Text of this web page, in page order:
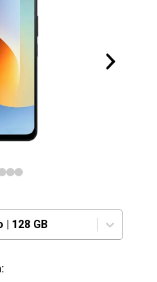
| 128 GB